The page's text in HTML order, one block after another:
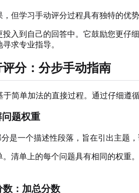
但学习手动评分过程具有独特的优
入到自己的回答中。它鼓励您更仔
求专业指导。
分：分步手动指南
于简单加法的直接过程。通过仔细遵
题权重
是一个描述性段落，旨在引出主题
。清单上的每个问题具有相同的权重
数：加总分数